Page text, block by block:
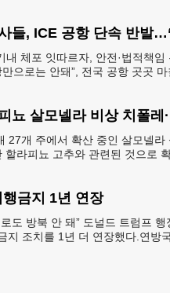
내 체포 잇따르자, 안전·법적책임
으로는 안돼”, 전국 공항 곳곳 마
27개 주에서 확산 중인 살모넬라
할라피뇨 고추와 관련된 것으로
금지 1년 연장
도 방북 안 돼” 도널드 트럼프 행
지 조치를 1년 더 연장했다.연방